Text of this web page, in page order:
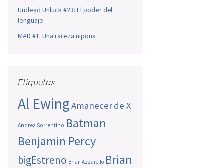
Undead Unluck #23: El poder del
lenguaje
MAD #1: Una rareza nipona
Etiquetas
Al EwingAmanecer de X
Andrea Sorrentino Batman
Benjamin Percy
bigEstreno Brian Azzarello Brian